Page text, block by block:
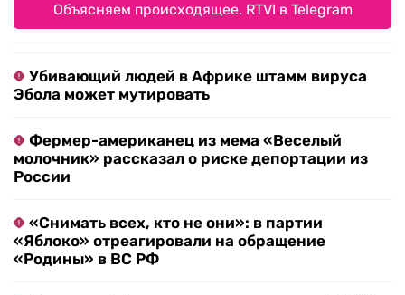
Объясняем происходящее. RTVI в Telegram
Убивающий людей в Африке штамм вируса
Эбола может мутировать
Фермер-американец из мема «Веселый
молочник» рассказал о риске депортации из
России
«Снимать всех, кто не они»: в партии
«Яблоко» отреагировали на обращение
«Родины» в ВС РФ